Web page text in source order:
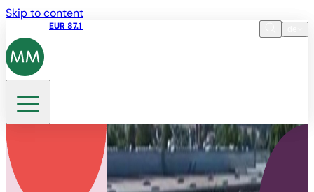
Skip to content
EUR 87.1
DE
Suche